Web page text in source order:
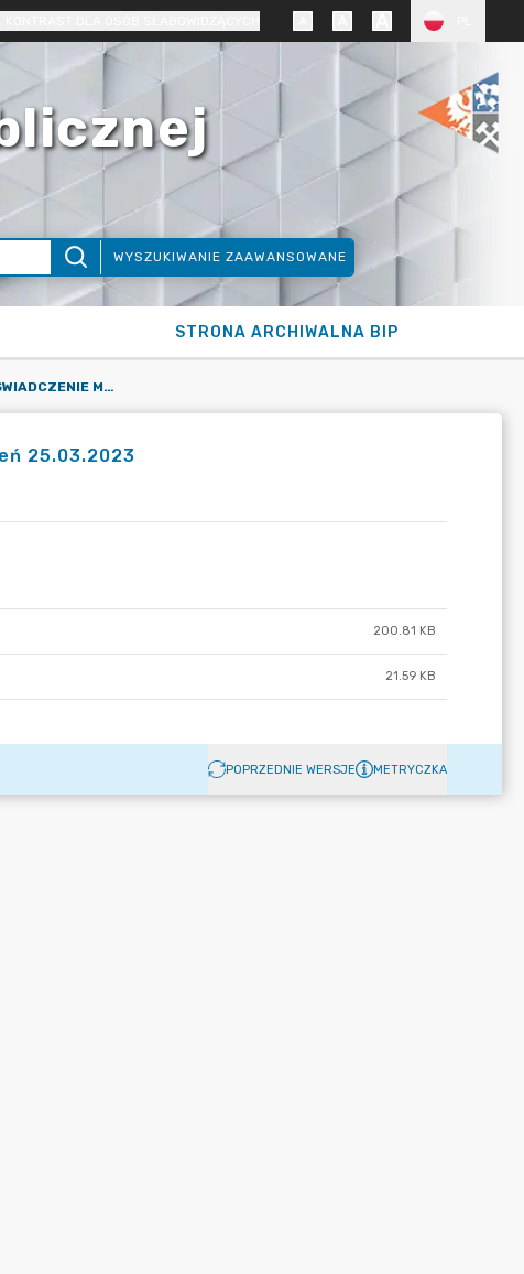
WYSZUKIWANIE ZAAWANSOWANE
STRONA ARCHIWALNA BIP
ELŻBIETA MIKICIŃSKA - OŚWIADCZENIE MAJĄTKOWE NA DZIEŃ 25.03.2023
25.03.2023
200.81 KB
21.59 KB
POPRZEDNIE WERSJE METRYCZKA